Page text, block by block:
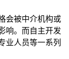
会被中介机构或
响。而自主开发
业人员等一系列